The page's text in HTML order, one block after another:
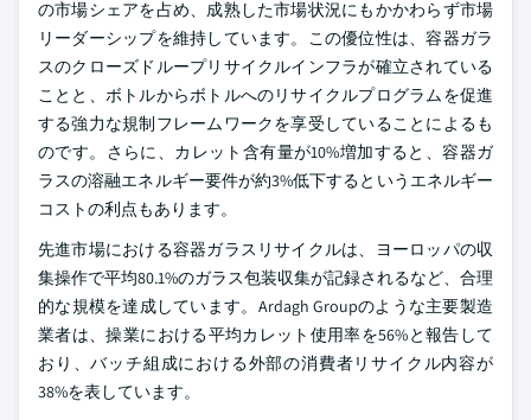
の市場シェアを占め、成熟した市場状況にもかかわらず市場
リーダーシップを維持しています。この優位性は、容器ガラ
スのクローズドループリサイクルインフラが確立されている
ことと、ボトルからボトルへのリサイクルプログラムを促進
する強力な規制フレームワークを享受していることによるも
のです。さらに、カレット含有量が10%増加すると、容器ガ
ラスの溶融エネルギー要件が約3%低下するというエネルギー
コストの利点もあります。
先進市場における容器ガラスリサイクルは、ヨーロッパの収
集操作で平均80.1%のガラス包装収集が記録されるなど、合理
的な規模を達成しています。Ardagh Groupのような主要製造
業者は、操業における平均カレット使用率を56%と報告して
おり、バッチ組成における外部の消費者リサイクル内容が
38%を表しています。